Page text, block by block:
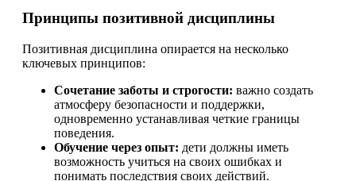
Принципы позитивной дисциплины
Позитивная дисциплина опирается на несколько
ключевых принципов:
Сочетание заботы и строгости: важно создать
атмосферу безопасности и поддержки,
одновременно устанавливая четкие границы
поведения.
Обучение через опыт: дети должны иметь
возможность учиться на своих ошибках и
понимать последствия своих действий.